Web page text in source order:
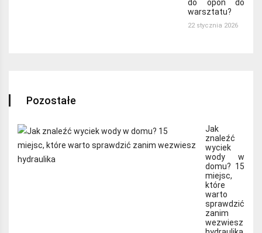
do opon do
warsztatu?
22 stycznia 2026
Pozostałe
Jak
znaleźć
wyciek
wody w
domu? 15
miejsc,
które
warto
sprawdzić
zanim
wezwiesz